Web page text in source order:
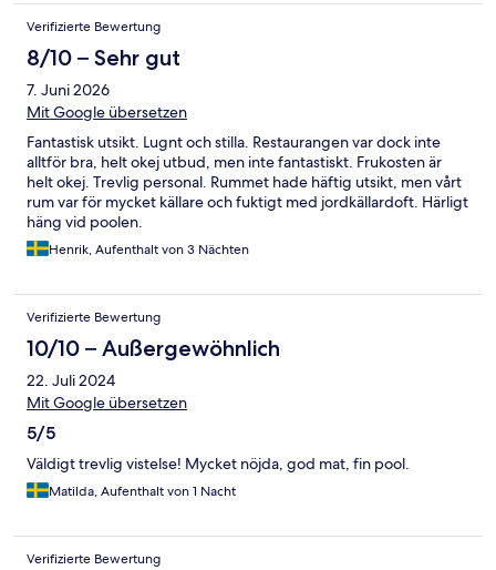
Verifizierte Bewertung
8/10 – Sehr gut
7. Juni 2026
Mit Google übersetzen
Fantastisk utsikt. Lugnt och stilla. Restaurangen var dock inte
alltför bra, helt okej utbud, men inte fantastiskt. Frukosten är
helt okej. Trevlig personal. Rummet hade häftig utsikt, men vårt
rum var för mycket källare och fuktigt med jordkällardoft. Härligt
häng vid poolen.
Henrik, Aufenthalt von 3 Nächten
Verifizierte Bewertung
10/10 – Außergewöhnlich
22. Juli 2024
Mit Google übersetzen
5/5
Väldigt trevlig vistelse! Mycket nöjda, god mat, fin pool.
Matilda, Aufenthalt von 1 Nacht
Verifizierte Bewertung